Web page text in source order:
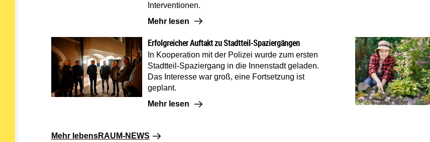
Interventionen.
Mehr lesen: Lehrkräfteforum: Dschihadistische / neo-salafistische Narrative
Mehr lesen
Erfolgreicher Auftakt zu Stadtteil-Spaziergängen
In Kooperation mit der Polizei wurde zum ersten
Stadtteil-Spaziergang in die Innenstadt geladen.
Das Interesse war groß, eine Fortsetzung ist
geplant.
Mehr lesen: Erfolgreicher Auftakt zu Stadtteil-Spaziergängen
Mehr lesen
Mehr lebensRAUM-NEWS